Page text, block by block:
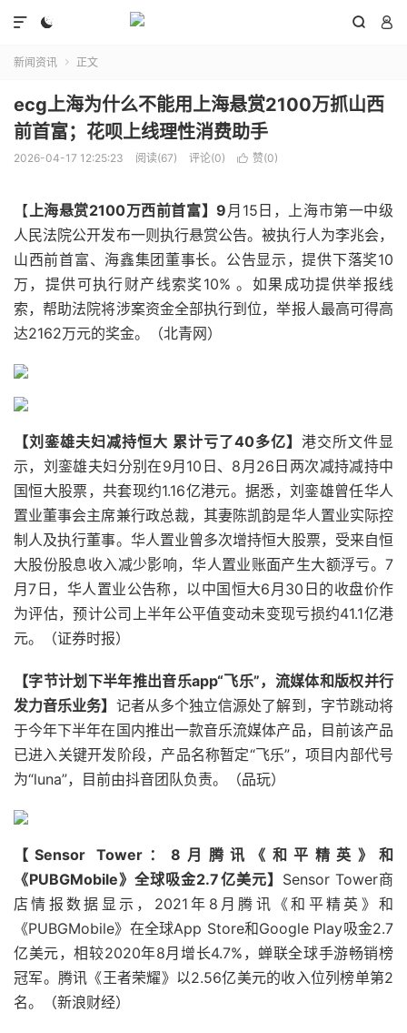
  

新闻资讯  正文
ecg上海为什么不能用上海悬赏2100万抓山西
前首富；花呗上线理性消费助手
2026-04-17 12:25:23 阅读(67) 评论(0)  赞(0)
【上海悬赏2100万西前首富】9月15日，上海市第一中级
人民法院公开发布一则执行悬赏公告。被执行人为李兆会，
山西前首富、海鑫集团董事长。公告显示，提供下落奖10
万，提供可执行财产线索奖10% 。如果成功提供举报线
索，帮助法院将涉案资金全部执行到位，举报人最高可得高
达2162万元的奖金。（北青网）
【刘銮雄夫妇减持恒大 累计亏了40多亿】 港交所文件显
示，刘銮雄夫妇分别在9月10日、8月26日两次减持减持中
国恒大股票，共套现约1.16亿港元。据悉，刘銮雄曾任华人
置业董事会主席兼行政总裁，其妻陈凯韵是华人置业实际控
制人及执行董事。华人置业曾多次增持恒大股票，受来自恒
大股份股息收入减少影响，华人置业账面产生大额浮亏。7
月7日，华人置业公告称，以中国恒大6月30日的收盘价作
为评估，预计公司上半年公平值变动未变现亏损约41.1亿港
元。（证券时报）
【字节计划下半年推出音乐app“飞乐”，流媒体和版权并行
发力音乐业务】 记者从多个独立信源处了解到，字节跳动将
于今年下半年在国内推出一款音乐流媒体产品，目前该产品
已进入关键开发阶段，产品名称暂定“飞乐”，项目内部代号
为“luna”，目前由抖音团队负责。（品玩）
【Sensor Tower：8月腾讯《和平精英》和
《PUBGMobile》全球吸金2.7亿美元】 Sensor Tower商
店情报数据显示，2021年8月腾讯《和平精英》和
《PUBGMobile》在全球App Store和Google Play吸金2.7
亿美元，相较2020年8月增长4.7%，蝉联全球手游畅销榜
冠军。腾讯《王者荣耀》以2.56亿美元的收入位列榜单第2
名。（新浪财经）